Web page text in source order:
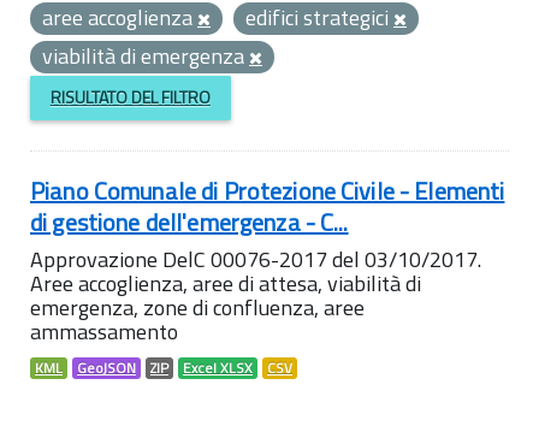
aree accoglienza
edifici strategici
viabilità di emergenza
RISULTATO DEL FILTRO
Piano Comunale di Protezione Civile - Elementi
di gestione dell'emergenza - C...
Approvazione DelC 00076-2017 del 03/10/2017.
Aree accoglienza, aree di attesa, viabilità di
emergenza, zone di confluenza, aree
ammassamento
KML GeoJSON ZIP Excel XLSX CSV